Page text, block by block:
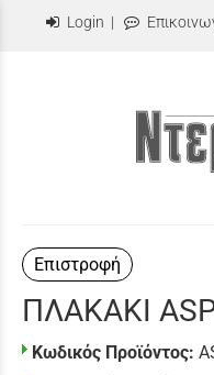
Login |
Επιστροφή
ΠΛΑΚΑΚΙ
Κωδικός Προϊόντος: